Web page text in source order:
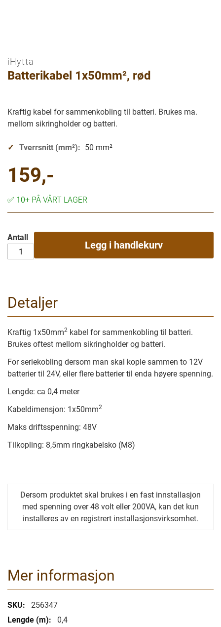
Gå
til
bilder
galleriet
iHytta
Batterikabel 1x50mm², rød
Kraftig kabel for sammenkobling til batteri. Brukes ma.
mellom sikringholder og batteri.
Tverrsnitt (mm²): 50 mm²
159,-
✅ 10+ PÅ VÅRT LAGER
Antall
Legg i handlekurv
Detaljer
Kraftig 1x50mm2 kabel for sammenkobling til batteri.
Brukes oftest mellom sikringholder og batteri.
For seriekobling dersom man skal kople sammen to 12V
batterier til 24V, eller flere batterier til enda høyere spenning.
Lengde: ca 0,4 meter
Kabeldimensjon: 1x50mm2
Maks driftsspenning: 48V
Tilkopling: 8,5mm ringkabelsko (M8)
Dersom produktet skal brukes i en fast innstallasjon
med spenning over 48 volt eller 200VA, kan det kun
installeres av en registrert installasjonsvirksomhet.
Mer informasjon
Mer
informasjon
256347
0,4